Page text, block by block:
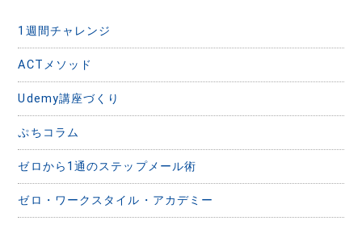
1週間チャレンジ
ACTメソッド
Udemy講座づくり
ぷちコラム
ゼロから1通のステップメール術
ゼロ・ワークスタイル・アカデミー